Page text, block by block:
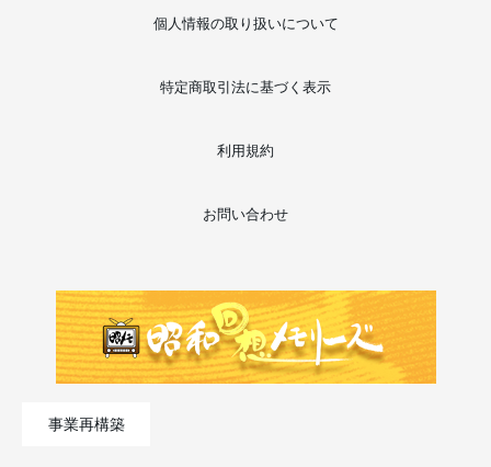
個人情報の取り扱いについて
特定商取引法に基づく表示
利用規約
お問い合わせ
事業再構築